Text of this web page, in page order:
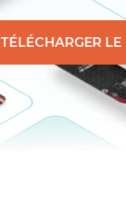
TÉLÉCHARGER